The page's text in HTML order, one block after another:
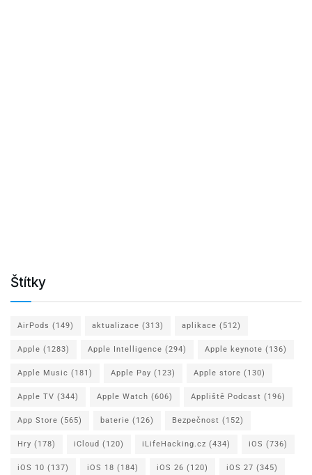
Štítky
AirPods (149) aktualizace (313) aplikace (512)
Apple (1283) Apple Intelligence (294) Apple keynote (136)
Apple Music (181) Apple Pay (123) Apple store (130)
Apple TV (344) Apple Watch (606) Appliště Podcast (196)
App Store (565) baterie (126) Bezpečnost (152)
Hry (178) iCloud (120) iLifeHacking.cz (434) iOS (736)
iOS 10 (137) iOS 18 (184) iOS 26 (120) iOS 27 (345)